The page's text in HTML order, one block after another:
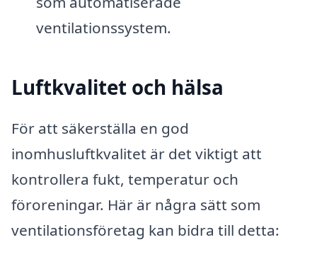
ventilationssystem.
Luftkvalitet och hälsa
För att säkerställa en god
inomhusluftkvalitet är det viktigt att
kontrollera fukt, temperatur och
föroreningar. Här är några sätt som
ventilationsföretag kan bidra till detta: